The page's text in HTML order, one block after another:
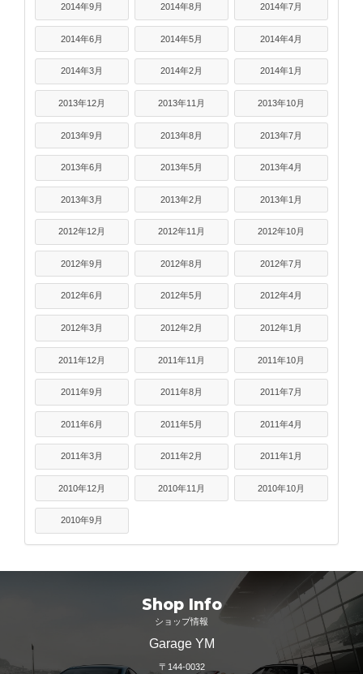
2014年9月 2014年8月 2014年7月
2014年6月 2014年5月 2014年4月
2014年3月 2014年2月 2014年1月
2013年12月 2013年11月 2013年10月
2013年9月 2013年8月 2013年7月
2013年6月 2013年5月 2013年4月
2013年3月 2013年2月 2013年1月
2012年12月 2012年11月 2012年10月
2012年9月 2012年8月 2012年7月
2012年6月 2012年5月 2012年4月
2012年3月 2012年2月 2012年1月
2011年12月 2011年11月 2011年10月
2011年9月 2011年8月 2011年7月
2011年6月 2011年5月 2011年4月
2011年3月 2011年2月 2011年1月
2010年12月 2010年11月 2010年10月
2010年9月
Shop Info
ショップ情報
Garage YM
〒144-0032